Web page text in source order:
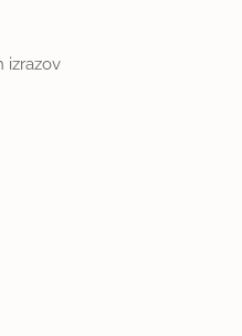
izrazov